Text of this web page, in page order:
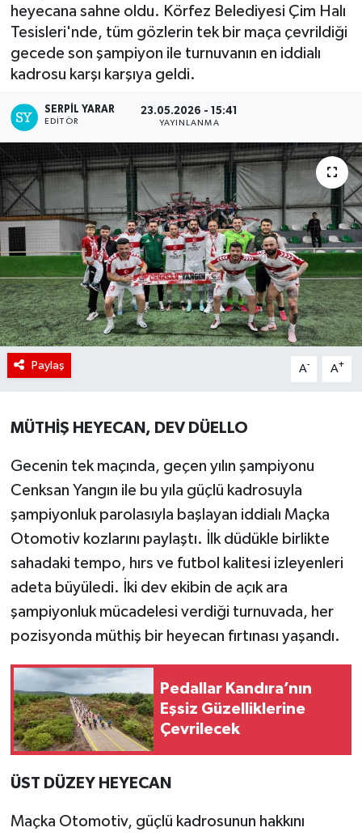
heyecana sahne oldu. Körfez Belediyesi Çim Halı
Tesisleri'nde, tüm gözlerin tek bir maça çevrildiği
gecede son şampiyon ile turnuvanın en iddialı
kadrosu karşı karşıya geldi.
SERPİL YARAR
EDITÖR
23.05.2026 - 15:41
YAYINLANMA
Paylaş A- A+
MÜTHİŞ HEYECAN, DEV DÜELLO
Gecenin tek maçında, geçen yılın şampiyonu
Cenksan Yangın ile bu yıla güçlü kadrosuyla
şampiyonluk parolasıyla başlayan iddialı Maçka
Otomotiv kozlarını paylaştı. İlk düdükle birlikte
sahadaki tempo, hırs ve futbol kalitesi izleyenleri
adeta büyüledi. İki dev ekibin de açık ara
şampiyonluk mücadelesi verdiği turnuvada, her
pozisyonda müthiş bir heyecan fırtınası yaşandı.
Pedallar Kandıra’nın
Eşsiz Güzelliklerine
Çevrilecek
ÜST DÜZEY HEYECAN
Maçka Otomotiv, güçlü kadrosunun hakkını